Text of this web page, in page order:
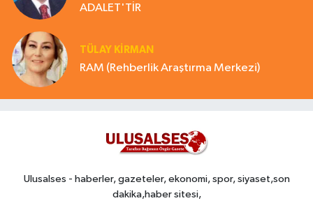
ADALET'TİR
TÜLAY KİRMAN
RAM (Rehberlik Araştırma Merkezi)
Ulusalses - haberler, gazeteler, ekonomi, spor, siyaset,son
dakika,haber sitesi,